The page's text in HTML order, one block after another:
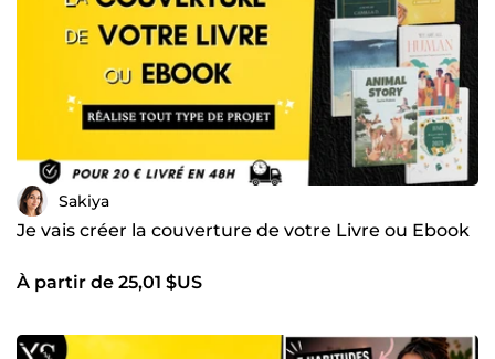
Sakiya
Je vais créer la couverture de votre Livre ou Ebook
À partir de 25,01 $US